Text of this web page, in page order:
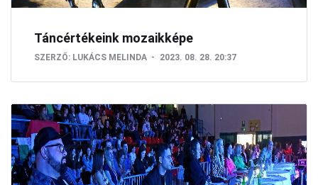
Táncértékeink mozaikképe
SZERZŐ: LUKÁCS MELINDA 2023. 08. 28. 20:37